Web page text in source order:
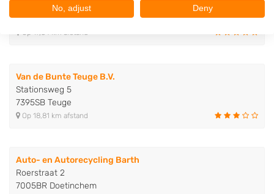
Transito 13
6909DA Babberich
Op 17,84 km afstand
Van de Bunte Teuge B.V.
Stationsweg 5
7395SB Teuge
Op 18,81 km afstand
Auto- en Autorecycling Barth
Roerstraat 2
7005BR Doetinchem
No, adjust Deny